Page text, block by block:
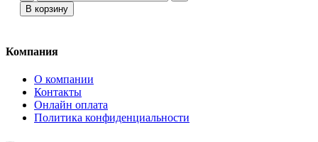
В корзину
Компания
О компании
Контакты
Онлайн оплата
Политика конфиденциальности